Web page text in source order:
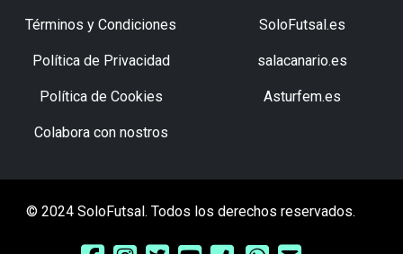
Términos y Condiciones
Política de Privacidad
Política de Cookies
Colabora con nostros
SoloFutsal.es
salacanario.es
Asturfem.es
© 2024 SoloFutsal. Todos los derechos reservados.